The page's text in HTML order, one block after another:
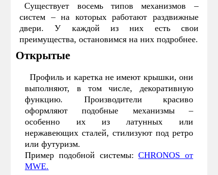
Существует восемь типов механизмов –
систем – на которых работают раздвижные
двери. У каждой из них есть свои
преимущества, остановимся на них подробнее.
Открытые
Профиль и каретка не имеют крышки, они
выполняют, в том числе, декоративную
функцию. Производители красиво
оформляют подобные механизмы –
особенно их из латунных или
нержавеющих сталей, стилизуют под ретро
или футуризм.
Пример подобной системы:CHRONOS от
MWE.